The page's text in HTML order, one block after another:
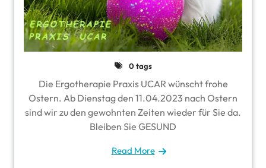
0 tags
Die Ergotherapie Praxis UCAR wünscht frohe
Ostern. Ab Dienstag den 11.04.2023 nach Ostern
sind wir zu den gewohnten Zeiten wieder für Sie da.
Bleiben Sie GESUND
Read More